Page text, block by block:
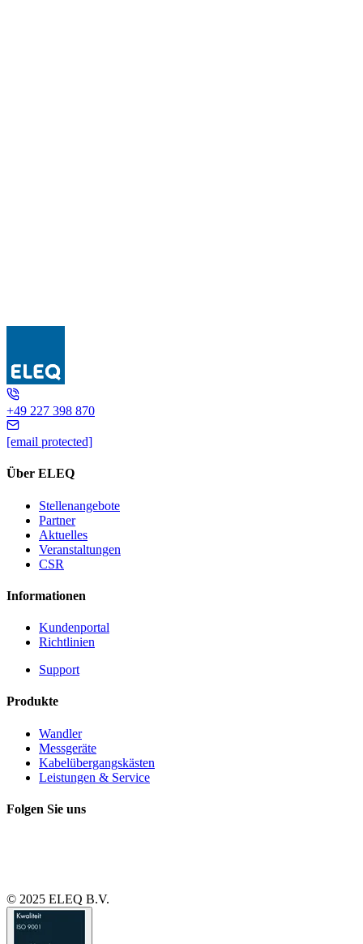
ZK4-M6/M8
+49 227 398 870
[email protected]
Über ELEQ
Stellenangebote
Partner
Aktuelles
Veranstaltungen
CSR
Informationen
Kundenportal
Richtlinien
Support
Produkte
Wandler
Messgeräte
Kabelübergangskästen
Leistungen & Service
Folgen Sie uns
© 2025 ELEQ B.V.